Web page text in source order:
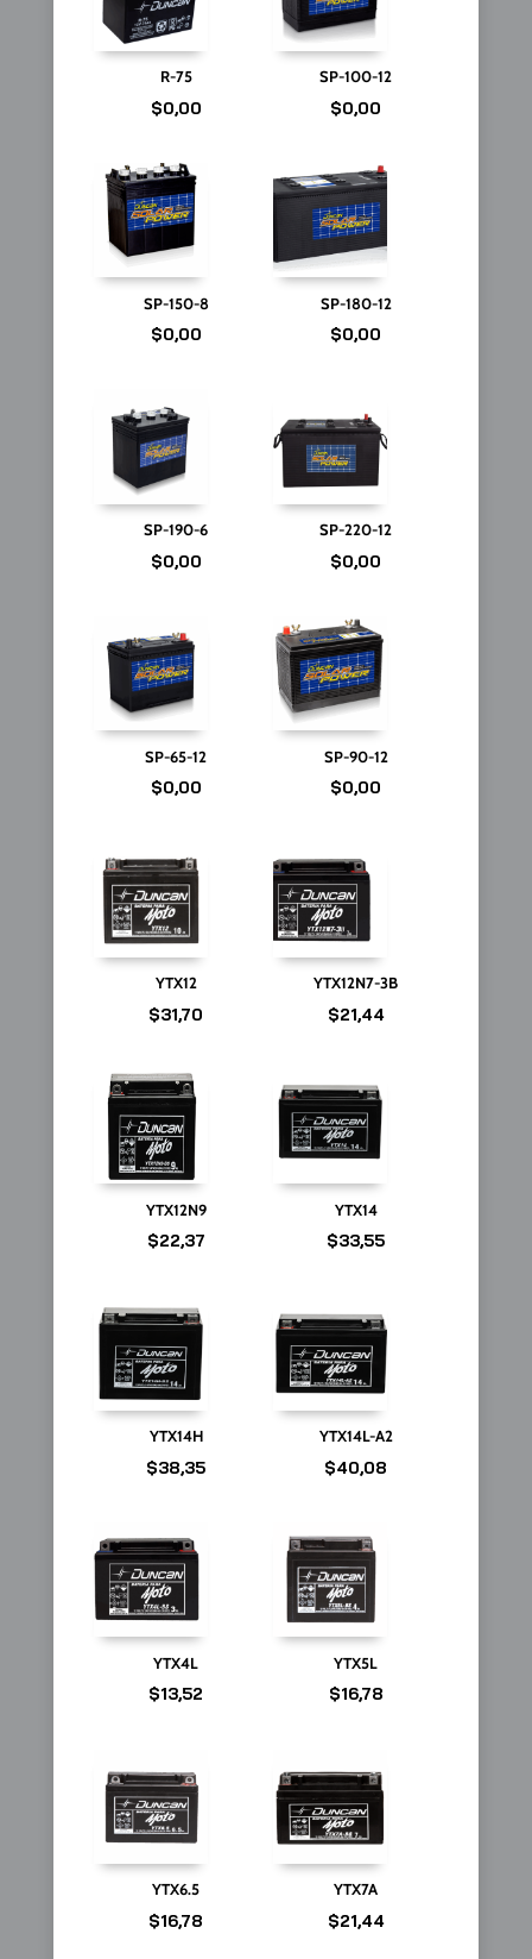
R-75
$0,00
SP-100-12
$0,00
SP-150-8
$0,00
SP-180-12
$0,00
SP-190-6
$0,00
SP-220-12
$0,00
SP-65-12
$0,00
SP-90-12
$0,00
YTX12
$31,70
YTX12N7-3B
$21,44
YTX12N9
$22,37
YTX14
$33,55
YTX14H
$38,35
YTX14L-A2
$40,08
YTX4L
$13,52
YTX5L
$16,78
YTX6.5
$16,78
YTX7A
$21,44